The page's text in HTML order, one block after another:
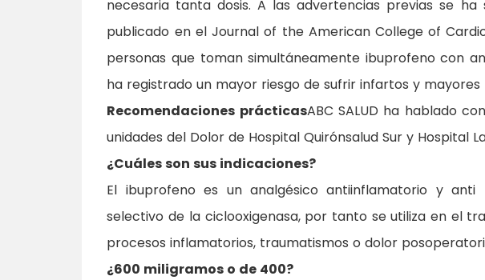
necesaria tanta dosis. A las advertencias previas se
publicado en el Journal of the American College of
personas que toman simultáneamente ibuprofeno con
ha registrado un mayor riesgo de sufrir infartos y mayores
Recomendaciones prácticasABC SALUD ha hablado
unidades del Dolor de Hospital Quirónsalud Sur y Hospital
¿Cuáles son sus indicaciones?
El ibuprofeno es un analgésico antiinflamatorio y
selectivo de la ciclooxigenasa, por tanto se utiliza en el
procesos inflamatorios, traumatismos o dolor
¿600 miligramos o de 400?